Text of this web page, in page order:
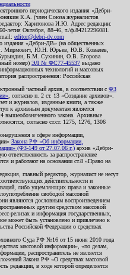
периодического издания «Дебри-
К.А. (член Союза журналистов
Харитонова И.Ю. Адрес редакции:
летия Октября, 88-46, т./ф.84212296081.
mail: editor@debri-dv.com
издания «Дебри-ДВ» (на общественных
Мирмович, Ю.Н. Юрьев, Ю.В. Ковалев,
Б.М. Сухинин, О.В. Егорова
номер) ЭЛ № ФС77-45537 выдано
технологий и массовых
распространения: Российская
частный архив, в соответствии с ФЗ
, согласно п. 2 ст. 13 «Создание архивов».
и журналов, изданные книги, а также
к архивным документам является
вышеобозначенного закона. Архивные
согласно ст.ст. 1275, 1276, 1306
в сфере информации,
Закона РФ «Об информации,
(ФЗ-149 от 27.07.06 г.) архив «Дебри-
за распространение
и работают на основании ст.8 «Право на
главный редактор, журналист не несут
действительности и
либо ущемляющих права и законные
свободой массовой
являются дословным воспроизведением
другим средством массовой
релизах и информация государственных,
может быть установлено и привлечено к
Российской Федерации о средствах
Суда РФ №16 от 15 июня 2010 года
массовой информации», «по делам,
распространитель не является
Закона РФ «О средствах массовой
редакции, в ходе которой определяется